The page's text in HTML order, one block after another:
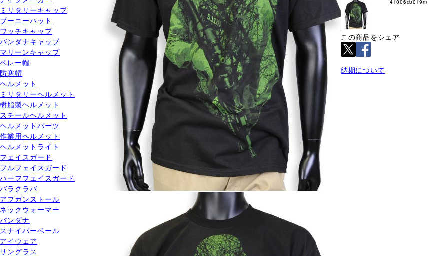
ミリタリーキャップ
ブーニーハット
ワッチキャップ
バンダナキャップ
マリーンキャップ
ベレー帽
防寒帽
ヘルメット
ミリタリーヘルメット
樹脂製ヘルメット
スチールヘルメット
ヘルメットパーツ
作業用ヘルメット
ヘルメットライト
フェイスガード
フルフェイスガード
ハーフフェイスガード
バラクラバ
アフガンストール
ネックウォーマー
バンダナ
スナイパーベール
アイウェア
サングラス
41006cb019m
この商品をシェア
納期について